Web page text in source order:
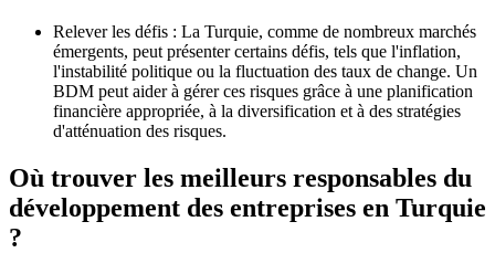
Relever les défis : La Turquie, comme de nombreux marchés
émergents, peut présenter certains défis, tels que l'inflation,
l'instabilité politique ou la fluctuation des taux de change. Un
BDM peut aider à gérer ces risques grâce à une planification
financière appropriée, à la diversification et à des stratégies
d'atténuation des risques.
Où trouver les meilleurs responsables du
développement des entreprises en Turquie
?